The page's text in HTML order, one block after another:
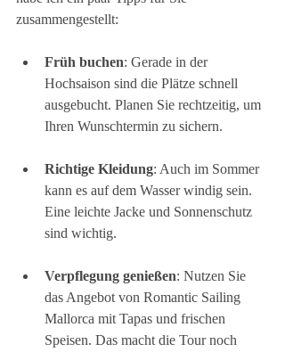
zusammengestellt:
Früh buchen: Gerade in der
Hochsaison sind die Plätze schnell
ausgebucht. Planen Sie rechtzeitig, um
Ihren Wunschtermin zu sichern.
Richtige Kleidung: Auch im Sommer
kann es auf dem Wasser windig sein.
Eine leichte Jacke und Sonnenschutz
sind wichtig.
Verpflegung genießen: Nutzen Sie
das Angebot von Romantic Sailing
Mallorca mit Tapas und frischen
Speisen. Das macht die Tour noch